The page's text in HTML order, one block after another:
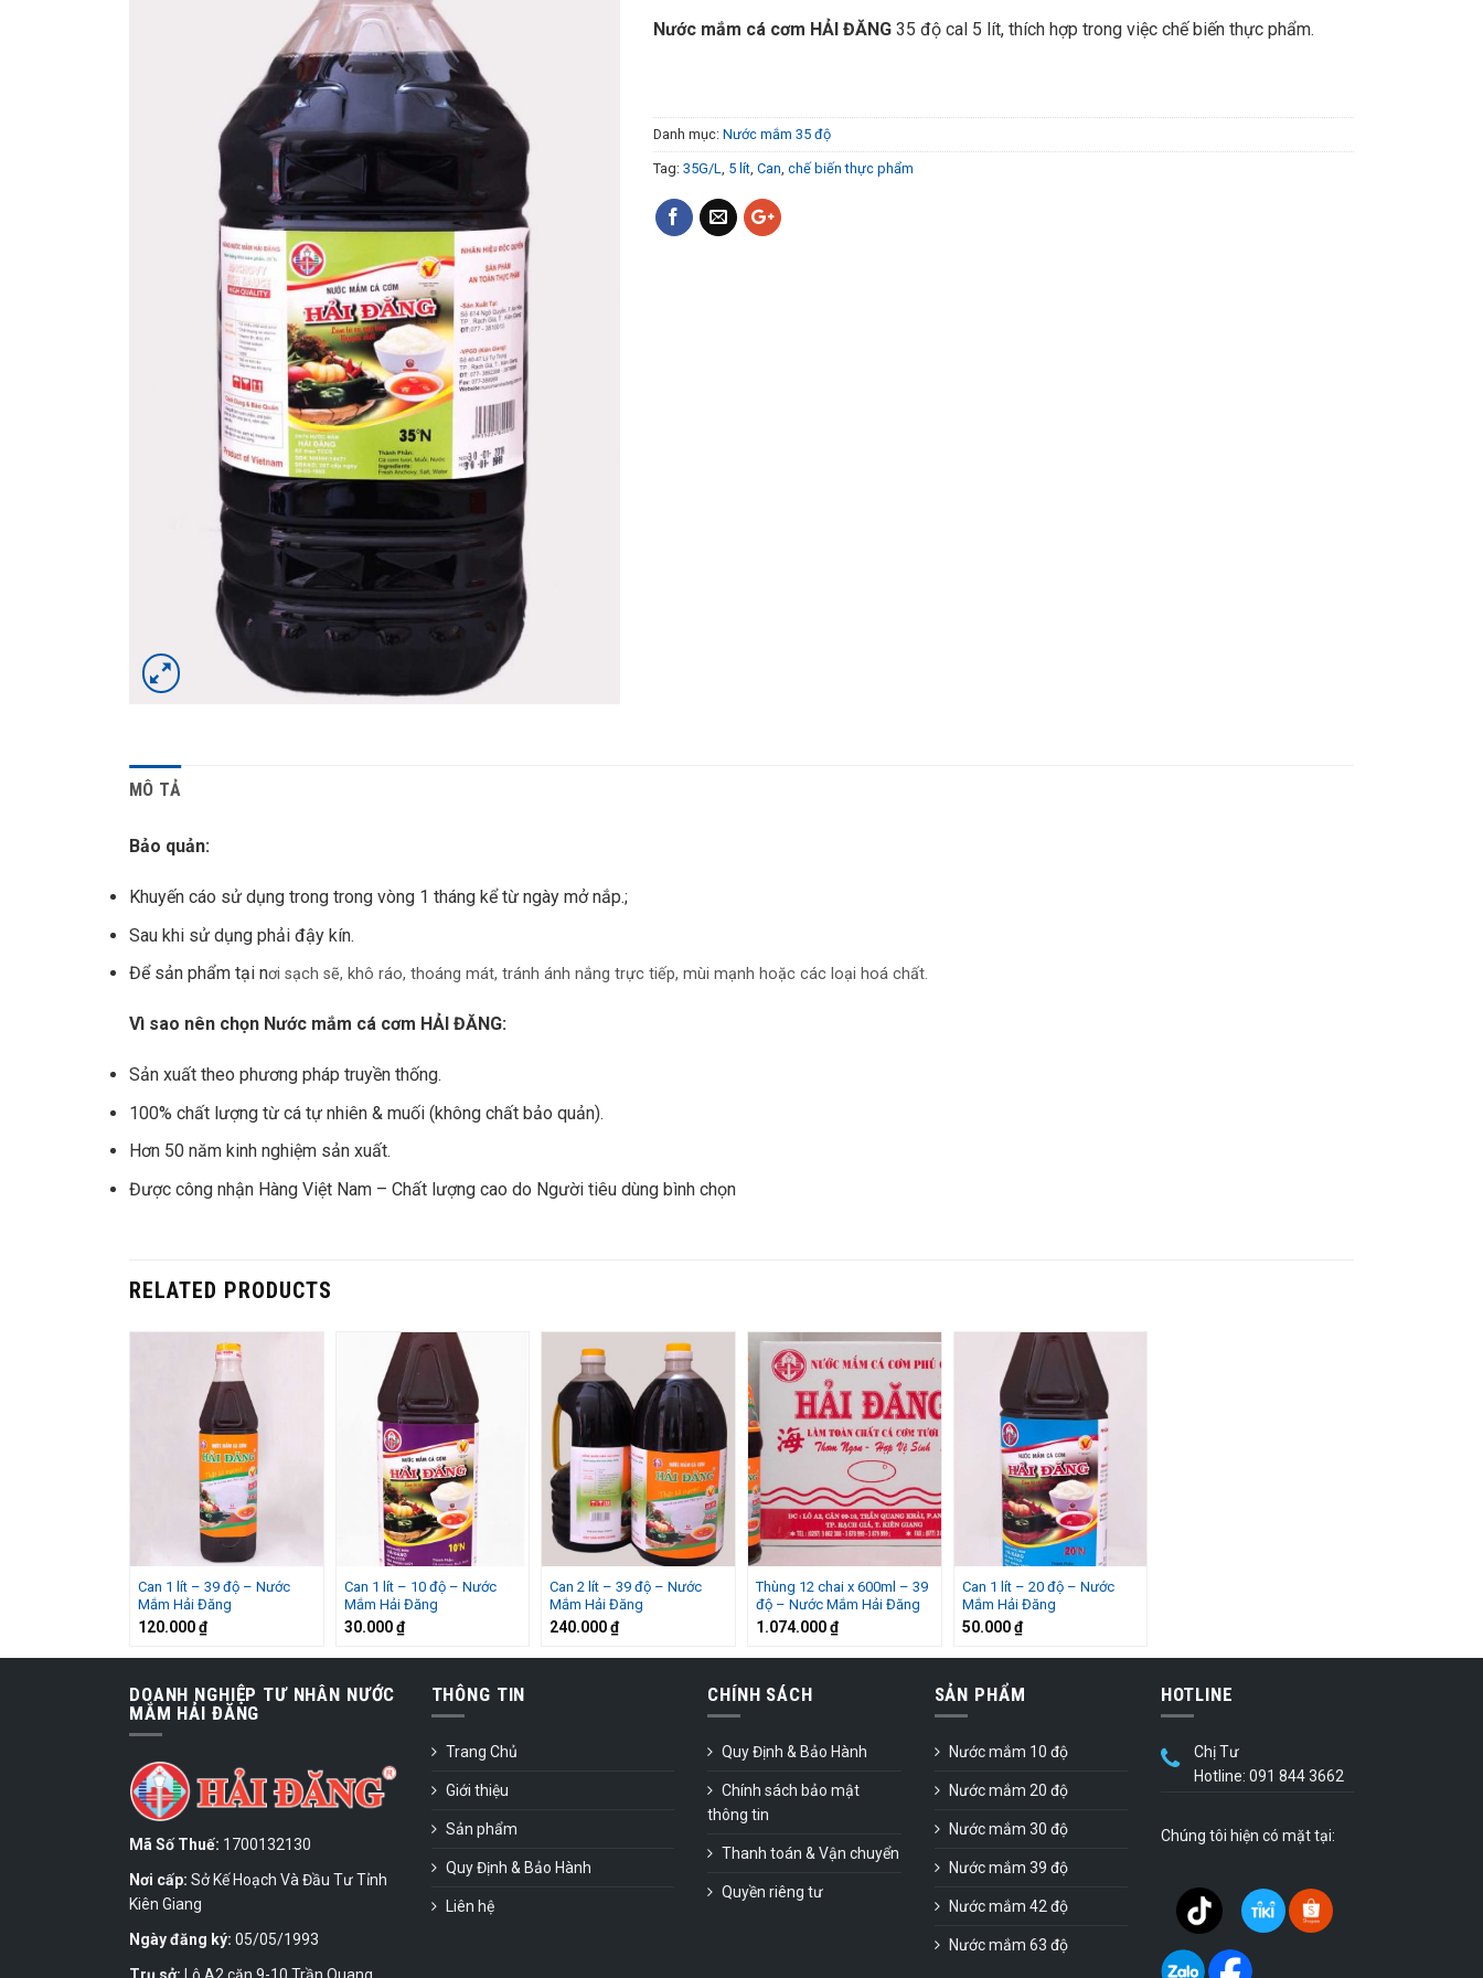
Nước mắm cá cơm HẢI ĐĂNG 35 độ cal 5 lít, thích hợp trong việc chế biến thực phẩm.
Danh mục: Nước mắm 35 độ
Tag: 35G/L 5 lít Can chế biến thực phẩm
MÔ TẢ
Bảo quản:
Khuyến cáo sử dụng trong trong vòng 1 tháng kể từ ngày mở nắp.;
Sau khi sử dụng phải đậy kín.
Để sản phẩm tại nơi sạch sẽ, khô ráo, thoáng mát, tránh ánh nắng trực tiếp, mùi mạnh hoặc các loại hoá chất.
Vì sao nên chọn Nước mắm cá cơm HẢI ĐĂNG:
Sản xuất theo phương pháp truyền thống.
100% chất lượng từ cá tự nhiên & muối (không chất bảo quản).
Hơn 50 năm kinh nghiệm sản xuất.
Được công nhận Hàng Việt Nam – Chất lượng cao do Người tiêu dùng bình chọn
RELATED PRODUCTS
Can 1 lít – 39 độ – Nước
Mắm Hải Đăng
120.000₫
Can 1 lít – 10 độ – Nước
Mắm Hải Đăng
30.000₫
Can 2 lít – 39 độ – Nước
Mắm Hải Đăng
240.000₫
Thùng 12 chai x 600ml – 39
độ – Nước Mắm Hải Đăng
1.074.000₫
Can 1 lít – 20 độ – Nước
Mắm Hải Đăng
50.000₫
DOANH NGHIỆP TƯ NHÂN NƯỚC
MẮM HẢI ĐĂNG
Mã Số Thuế: 1700132130
Nơi cấp: Sở Kế Hoạch Và Đầu Tư Tỉnh
Kiên Giang
Ngày đăng ký: 05/05/1993
THÔNG TIN
Trang Chủ
Giới thiệu
Sản phẩm
Quy Định & Bảo Hành
Liên hệ
CHÍNH SÁCH
Quy Định & Bảo Hành
Chính sách bảo mật
thông tin
Thanh toán & Vận chuyển
Quyền riêng tư
SẢN PHẨM
Nước mắm 10 độ
Nước mắm 20 độ
Nước mắm 30 độ
Nước mắm 39 độ
Nước mắm 42 độ
Nước mắm 63 độ
HOTLINE
Chị Tư
Hotline: 091 844 3662
Chúng tôi hiện có mặt tại: